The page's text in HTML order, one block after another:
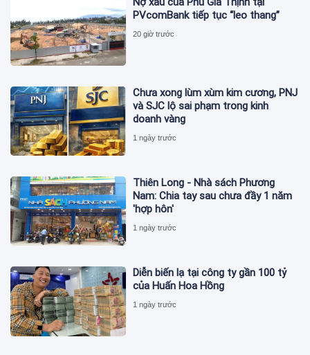
PVcomBank tiếp tục “leo thang”
20 giờ trước
Chưa xong lùm xùm kim cương, PNJ
và SJC lộ sai phạm trong kinh
doanh vàng
1 ngày trước
Thiên Long - Nhà sách Phương
Nam: Chia tay sau chưa đầy 1 năm
'hợp hôn'
1 ngày trước
Diễn biến lạ tại công ty gần 100 tỷ
của Huấn Hoa Hồng
1 ngày trước